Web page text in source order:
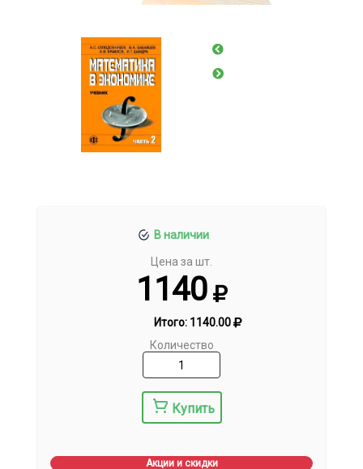
В наличии
Цена за шт.
1140
Итого: 1140.00
Количество
Купить
Акции и скидки